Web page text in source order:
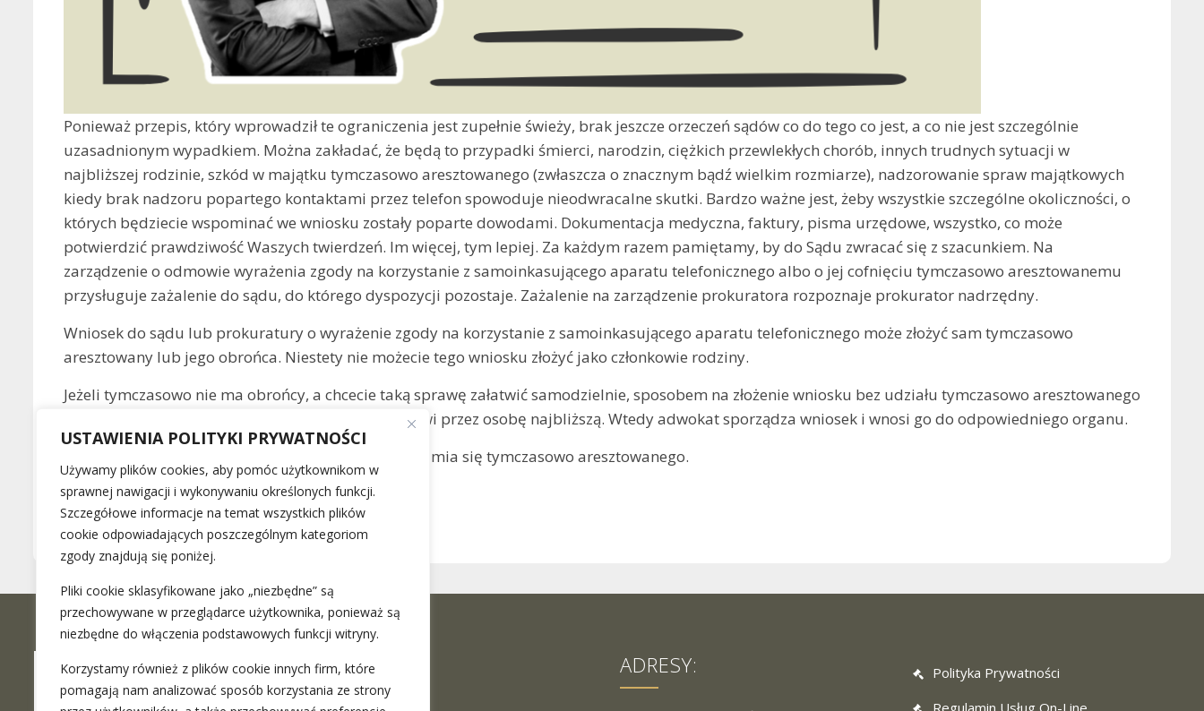
USTAWIENIA POLITYKI PRYWATNOŚCI
Używamy plików cookies, aby pomóc użytkownikom w
sprawnej nawigacji i wykonywaniu określonych funkcji.
Szczegółowe informacje na temat wszystkich plików
cookie odpowiadających poszczególnym kategoriom
zgody znajdują się poniżej.
Pliki cookie sklasyfikowane jako „niezbędne” są
przechowywane w przeglądarce użytkownika, ponieważ są
niezbędne do włączenia podstawowych funkcji witryny.
Korzystamy również z plików cookie innych firm, które
pomagają nam analizować sposób korzystania ze strony
Ponieważ przepis, który wprowadził te ograniczenia jest zupełnie świeży, brak jeszcze orzeczeń sądów co do tego co jest, a co nie jest szczególnie
uzasadnionym wypadkiem. Można zakładać, że będą to przypadki śmierci, narodzin, ciężkich przewlekłych chorób, innych trudnych sytuacji w
najbliższej rodzinie, szkód w majątku tymczasowo aresztowanego (zwłaszcza o znacznym bądź wielkim rozmiarze), nadzorowanie spraw majątkowych
kiedy brak nadzoru popartego kontaktami przez telefon spowoduje nieodwracalne skutki. Bardzo ważne jest, żeby wszystkie szczególne okoliczności, o
których będziecie wspominać we wniosku zostały poparte dowodami. Dokumentacja medyczna, faktury, pisma urzędowe, wszystko, co może
potwierdzić prawdziwość Waszych twierdzeń. Im więcej, tym lepiej. Za każdym razem pamiętamy, by do Sądu zwracać się z szacunkiem. Na
zarządzenie o odmowie wyrażenia zgody na korzystanie z samoinkasującego aparatu telefonicznego albo o jej cofnięciu tymczasowo aresztowanemu
przysługuje zażalenie do sądu, do którego dyspozycji pozostaje. Zażalenie na zarządzenie prokuratora rozpoznaje prokurator nadrzędny.
Wniosek do sądu lub prokuratury o wyrażenie zgody na korzystanie z samoinkasującego aparatu telefonicznego może złożyć sam tymczasowo
aresztowany lub jego obrońca. Niestety nie możecie tego wniosku złożyć jako członkowie rodziny.
Jeżeli tymczasowo nie ma obrońcy, a chcecie taką sprawę załatwić samodzielnie, sposobem na złożenie wniosku bez udziału tymczasowo aresztowanego
jest udzielenie upoważnienia do obrony adwokatowi przez osobę najbliższą. Wtedy adwokat sporządza wniosek i wnosi go do odpowiedniego organu.
O wyznaczeniu adwokata przez taką osobę zawiadamia się tymczasowo aresztowanego.
Tags:KODEKS KARNY,WIĘZIENIE
ADRESY:
Polityka Prywatności
Regulamin Usług On-Line